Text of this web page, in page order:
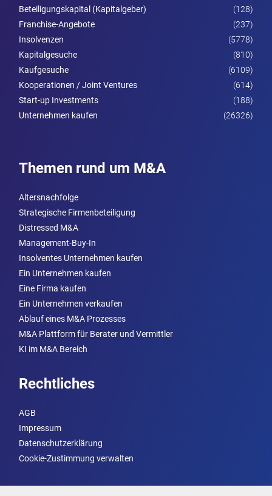
Beteiligungskapital (Kapitalgeber)
(128)
Franchise-Angebote
(237)
Insolvenzen
(5778)
Kapitalgesuche
(810)
Kaufgesuche
(6109)
Kooperationen / Joint Ventures
(614)
Start-up Investments
(188)
Unternehmen kaufen
(26326)
Themen rund um M&A
Altersnachfolge
Strategische Firmenbeteiligung
Distressed M&A
Management-Buy-In
Insolventes Unternehmen kaufen
Ein Unternehmen kaufen
Eine Firma kaufen
Ein Unternehmen verkaufen
Ablauf eines M&A Prozesses
M&A Plattform für Berater und Vermittler
KI im M&A Bereich
Rechtliches
AGB
Impressum
Datenschutzerklärung
Cookie-Zustimmung verwalten